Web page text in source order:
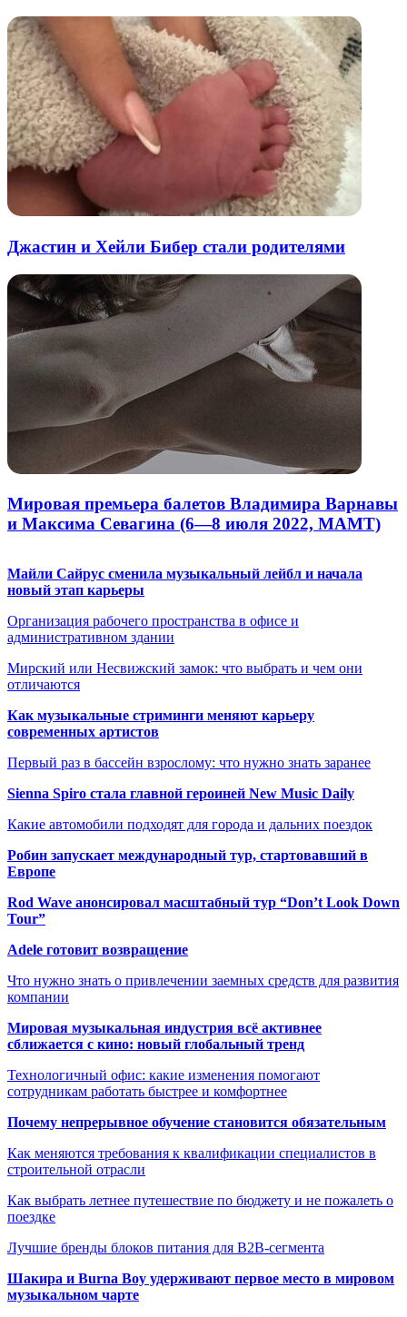
Джастин и Хейли Бибер стали родителями
Мировая премьера балетов Владимира Варнавы
и Максима Севагина (6—8 июля 2022, МАМТ)
Майли Сайрус сменила музыкальный лейбл и начала
новый этап карьеры
Организация рабочего пространства в офисе и
административном здании
Мирский или Несвижский замок: что выбрать и чем они
отличаются
Как музыкальные стриминги меняют карьеру
современных артистов
Первый раз в бассейн взрослому: что нужно знать заранее
Sienna Spiro стала главной героиней New Music Daily
Какие автомобили подходят для города и дальних поездок
Робин запускает международный тур, стартовавший в
Европе
Rod Wave анонсировал масштабный тур “Don’t Look Down
Tour”
Adele готовит возвращение
Что нужно знать о привлечении заемных средств для развития
компании
Мировая музыкальная индустрия всё активнее
сближается с кино: новый глобальный тренд
Технологичный офис: какие изменения помогают
сотрудникам работать быстрее и комфортнее
Почему непрерывное обучение становится обязательным
Как меняются требования к квалификации специалистов в
строительной отрасли
Как выбрать летнее путешествие по бюджету и не пожалеть о
поездке
Лучшие бренды блоков питания для B2B-сегмента
Шакира и Burna Boy удерживают первое место в мировом
музыкальном чарте